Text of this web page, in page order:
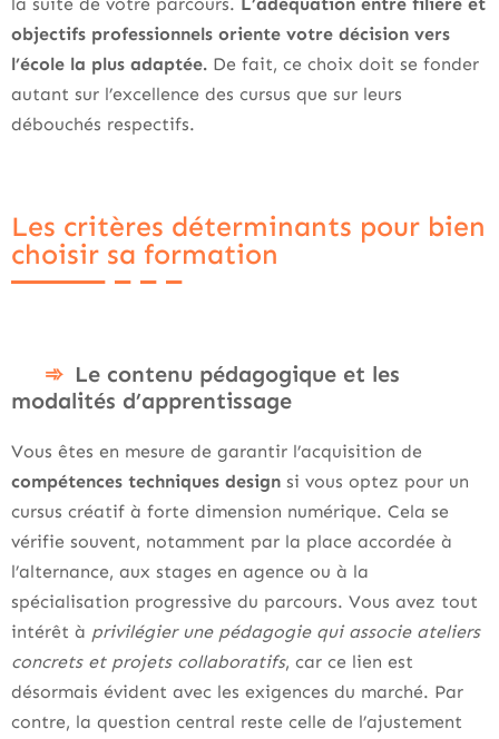
objectifs professionnels oriente votre décision vers
l’école la plus adaptée. De fait, ce choix doit se fonder
autant sur l’excellence des cursus que sur leurs
débouchés respectifs.
Les critères déterminants pour bien
choisir sa formation
Le contenu pédagogique et les
modalités d’apprentissage
Vous êtes en mesure de garantir l’acquisition de
compétences techniques design si vous optez pour un
cursus créatif à forte dimension numérique. Cela se
vérifie souvent, notamment par la place accordée à
l’alternance, aux stages en agence ou à la
spécialisation progressive du parcours. Vous avez tout
intérêt à privilégier une pédagogie qui associe ateliers
concrets et projets collaboratifs, car ce lien est
désormais évident avec les exigences du marché. Par
contre, la question central reste celle de l’ajustement